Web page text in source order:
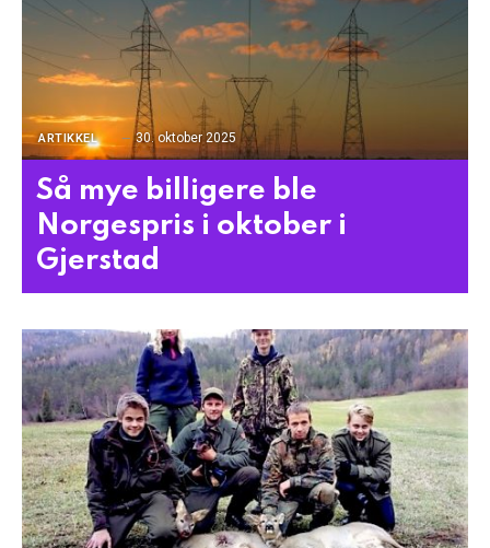
ARTIKKEL 30. oktober 2025
Så mye billigere ble
Norgespris i oktober i
Gjerstad